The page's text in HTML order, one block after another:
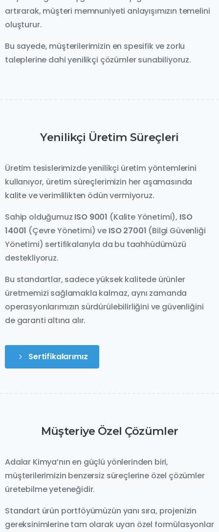
artırarak, müşteri memnuniyeti anlayışımızın temelini
oluşturur.
Bu sayede, müşterilerimizin en spesifik ve zorlu
taleplerine dahi yenilikçi çözümler sunabiliyoruz.
Yenilikçi Üretim Süreçleri
Üretim tesislerimizde yenilikçi üretim yöntemlerini
kullanıyor, üretim süreçlerimizin her aşamasında
kalite ve verimlilikten ödün vermiyoruz.
Sahip olduğumuz ISO 9001 (Kalite Yönetimi), ISO
14001 (Çevre Yönetimi) ve ISO 27001 (Bilgi Güvenliği
Yönetimi) sertifikalarıyla da bu taahhüdümüzü
destekliyoruz.
Bu standartlar, sadece yüksek kalitede ürünler
üretmemizi sağlamakla kalmaz, aynı zamanda
operasyonlarımızın sürdürülebilirliğini ve güvenliğini
de garanti altına alır.
Sertifikalarımız
Müşteriye Özel Çözümler
Adalar Kimya’nın en güçlü yönlerinden biri,
müşterilerimizin benzersiz süreçlerine özel çözümler
üretebilme yeteneğidir.
Standart ürün portföyümüzün yanı sıra, projenizin
gereksinimlerine tam olarak uyan özel formülasyonlar